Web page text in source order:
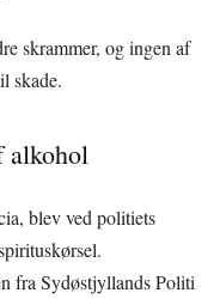
skrammer, og ingen af
skade.
alkohol
blev ved politiets
fra Sydøstjyllands Politi